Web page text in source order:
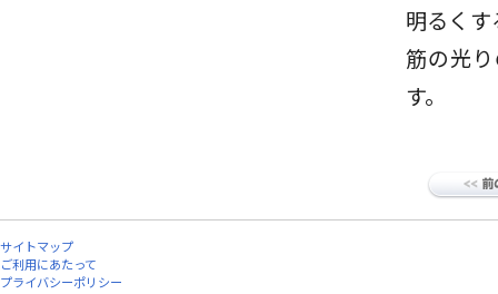
明るく
筋の光
す。
サイトマップ
ご利用にあたって
プライバシーポリシー